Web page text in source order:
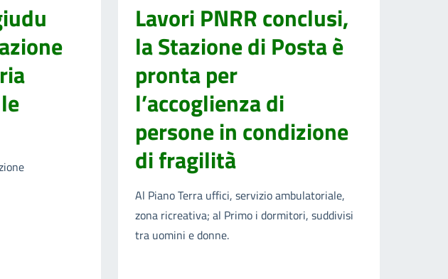
Lavori PNRR conclusi,
la Stazione di Posta è
pronta per
l’accoglienza di
persone in condizione
di fragilità
Al Piano Terra uffici, servizio ambulatoriale,
zona ricreativa; al Primo i dormitori, suddivisi
tra uomini e donne.